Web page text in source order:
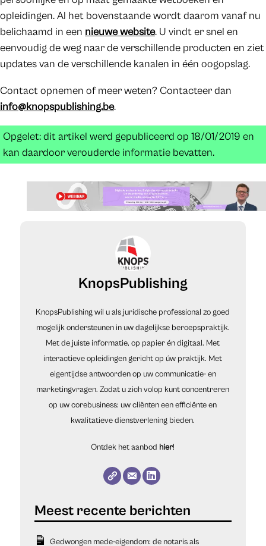
opleidingen. Al het bovenstaande wordt daarom vanaf nu
belichaamd in een nieuwe website. U vindt er snel en
eenvoudig de weg naar de verschillende producten en ziet
updates van de verschillende kanalen in één oogopslag.
Contact opnemen of meer weten? Contacteer dan
info@knopspublishing.be.
Opgelet: dit artikel werd gepubliceerd op 18/01/2019 en
kan daardoor verouderde informatie bevatten.
KnopsPublishing
KnopsPublishing wil u als juridische professional zo goed
mogelijk ondersteunen in uw dagelijkse beroepspraktijk.
Met de juiste informatie, op papier én digitaal. Met
interactieve opleidingen gericht op úw praktijk. Met
eigentijdse antwoorden op uw communicatie- en
marketingvragen. Zodat u zich volop kunt concentreren
op uw corebusiness: uw cliënten een efficiënte en
kwalitatieve dienstverlening bieden.
Ontdek het aanbod hier!
Gedwongen mede-eigendom: de notaris als